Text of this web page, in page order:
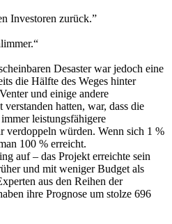
Investoren zurück.”
Desaster war jedoch eine
die Hälfte des Weges hinter
und einige andere
hatten, war, dass die
leistungsfähigere
verdoppeln würden. Wenn sich 1 %
100 % erreicht.
auf – das Projekt erreichte sein
und mit weniger Budget als
aus den Reihen der
ihre Prognose um stolze 696